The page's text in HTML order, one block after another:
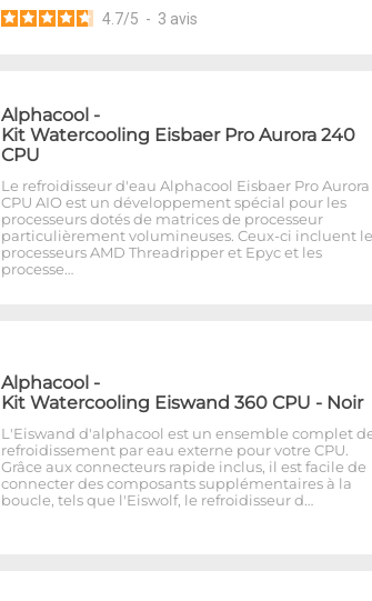
4.7/5 - 3 avis
Alphacool -
Kit Watercooling Eisbaer Pro Aurora 240
CPU
Le refroidisseur d'eau Alphacool Eisbaer Pro Aurora
CPU AIO est un développement spécial pour les
processeurs dotés de matrices de processeur
particulièrement volumineuses. Ceux-ci incluent
processeurs AMD Threadripper et Epyc et les
processe…
Alphacool -
Kit Watercooling Eiswand 360 CPU - Noir
L'Eiswand d'alphacool est un ensemble complet
refroidissement par eau externe pour votre CPU.
Grâce aux connecteurs rapide inclus, il est facile de
connecter des composants supplémentaires à la
boucle, tels que l'Eiswolf, le refroidisseur d…